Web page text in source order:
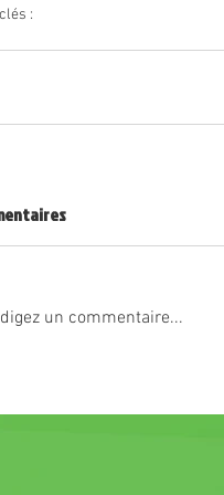
:
un commentaire...